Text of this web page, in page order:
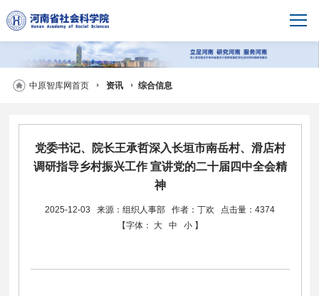
中原智库网首页 资讯 综合信息
党委书记、院长王承哲深入长垣市南岳村、滑店村
调研指导乡村振兴工作 宣讲党的二十届四中全会精
神
2025-12-03 来源：组织人事部 作者：丁欢
点击量：4374
【字体：
大 中 小 】